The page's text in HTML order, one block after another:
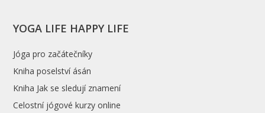
YOGA LIFE HAPPY LIFE
Jóga pro začátečníky
Kniha poselství ásán
Kniha Jak se sledují znamení
Celostní jógové kurzy online